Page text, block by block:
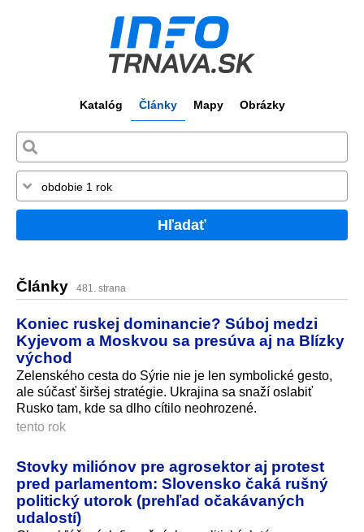
Katalóg Články Mapy Obrázky
Hľadať
Články 481. strana
Koniec ruskej dominancie? Súboj medzi
Kyjevom a Moskvou sa presúva aj na Blízky
východ
Zelenského cesta do Sýrie nie je len symbolické gesto,
ale súčasť širšej stratégie. Ukrajina sa snaží oslabiť
Rusko tam, kde sa dlho cítilo neohrozené.
tento rok
Stovky miliónov pre agrosektor aj protest
pred parlamentom: Slovensko čaká rušný
politický utorok (prehľad očakávaných
udalostí)